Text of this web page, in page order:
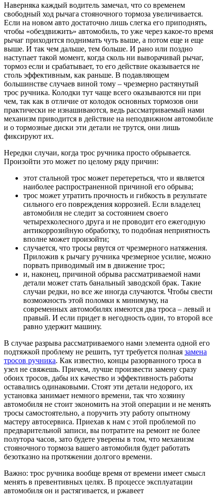
Наверняка каждый водитель замечал, что со временем
свободный ход рычага стояночного тормоза увеличивается.
Если на новом авто достаточно лишь слегка его приподнять,
чтобы «обездвижить» автомобиль, то уже через какое-то время
рычаг приходится поднимать чуть выше, а потом еще и еще
выше. И так чем дальше, тем больше. И рано или поздно
наступает такой момент, когда сколь ни выворачивай рычаг,
тормоз если и срабатывает, то его действие оказывается не
столь эффективным, как раньше. В подавляющем
большинстве случаев виной тому – чрезмерно растянутый
трос ручника. Колодки тут чаще всего оказываются ни при
чем, так как в отличие от колодок основных тормозов они
практически не изнашиваются, ведь рассматриваемый нами
механизм приводится в действие на неподвижном автомобиле
и о тормозные диски эти детали не трутся, они лишь
фиксируют их.
Нередки случаи, когда трос ручника просто обрывается.
Произойти это может по целому ряду причин:
этот стальной трос может перетереться, что и является
наиболее распространенной причиной его обрыва;
трос может утратить прочность и гибкость в результате
сильного его повреждения коррозией. Если владелец
автомобиля не следит за состоянием своего
четырехколесного друга и не проводит его ежегодную
антикоррозийную обработку, то подобная неприятность
вполне может произойти;
случается, что тросы рвутся от чрезмерного натяжения.
Приложив к рычагу ручника чрезмерное усилие, можно
порвать приводимый им в движение трос;
и, наконец, причиной обрыва рассматриваемой нами
детали может стать банальный заводской брак. Такие
случаи редки, но все же иногда случаются. Чтобы свести
возможность этой поломки к минимуму, на
современных автомобилях имеются два троса – левый и
правый. И если придет в негодность один, то второй все
равно удержит машину.
В случае разрыва рассматриваемого нами элемента одной его
подтяжкой проблему не решить, тут требуется полная замена
тросов ручника. Как известно, концы разорванного троса в
узел не свяжешь. Причем, лучше произвести замену сразу
обоих тросов, дабы их качество и эффективность работы
оставались одинаковыми. Стоят эти детали недорого, их
установка занимает немного времени, так что хозяину
автомобиля не стоит экономить на этой операции и не менять
тросы самостоятельно, а поручить эту работу опытному
мастеру автосервиса. Приехав к нам с этой проблемой по
предварительной записи, вы потратите на ремонт не более
полутора часов, зато будете уверены в том, что механизм
стояночного тормоза вашего автомобиля будет работать
безотказно на протяжении долгого времени.
Важно: трос ручника вообще время от времени имеет смысл
менять в превентивных целях. В процессе эксплуатации
автомобиля он и растягивается, и ржавеет